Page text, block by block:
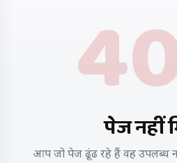
पेज नहीं
आप जो पेज ढूंढ रहे हैं वह उपलब्ध